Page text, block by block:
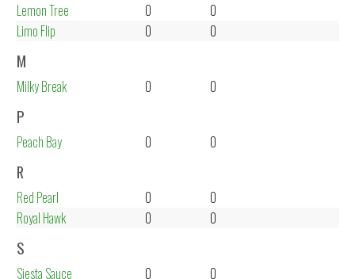
Lemon Tree 0
0
Limo Flip
0 0
M
Milky Break 0 0
P
Peach Bay 0 0
R
Red Pearl 0
0
Royal Hawk
0 0
S
Siesta Sauce 0
0